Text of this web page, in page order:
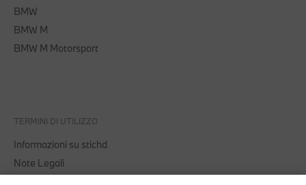
BMW
BMW M
BMW M Motorsport
TERMINI DI UTILIZZO
Informazioni su stichd
Note Legali